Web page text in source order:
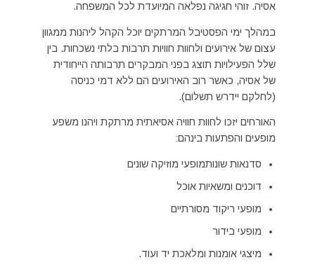
אסיה. זוהי חגיגה נפלאה המיועדת לכל המשפחה.
במהלך ימי הפסטיבל המרתקים יוכל הקהל ליהנות ממגוון
עצום של אירועים ולחוות חוויות תרבות בלתי נשכחות. בין
שלל הפעילויות תוצג בפני המבקרים תרבותה הייחודית
של אסיה, כאשר רוב האירועים הם ללא דמי כניסה
(לחלקם יידרש תשלום).
האורחים יזכו לחוות חוויה אסיאתית מרתקת ויהנו משפע
מופעים והפתעות בינהם:
סדנאות שונותמופעי מוזיקה שונים
דוכנים ומשאיות אוכל
מופעי ריקוד מסורתיים
מופעי בידור
מיצגי אומנות ומלאכת יד ועוד.